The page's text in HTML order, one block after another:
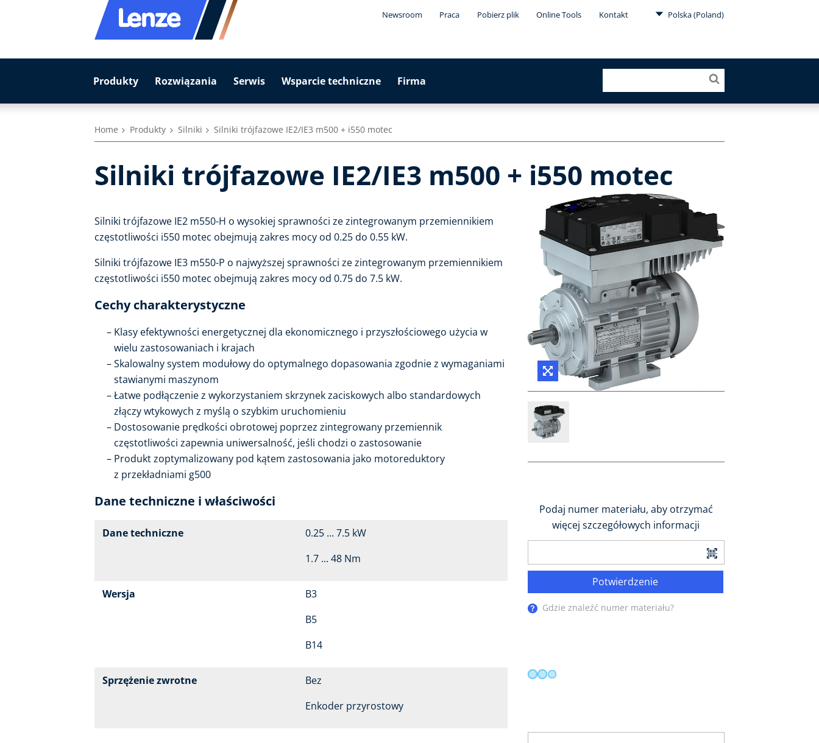
Newsroom Praca Pobierz plik Online Tools Kontakt Polska (Poland)
Produkty Rozwiązania Serwis Wsparcie techniczne Firma
Home Produkty Silniki Silniki trójfazowe IE2/IE3 m500 + i550 motec
Silniki trójfazowe IE2/IE3 m500 + i550 motec
Silniki trójfazowe IE2 m550-H o wysokiej sprawności ze zintegrowanym przemiennikiem
częstotliwości i550 motec obejmują zakres mocy od 0.25 do 0.55 kW.
Silniki trójfazowe IE3 m550-P o najwyższej sprawności ze zintegrowanym przemiennikiem
częstotliwości i550 motec obejmują zakres mocy od 0.75 do 7.5 kW.
Cechy charakterystyczne
Klasy efektywności energetycznej dla ekonomicznego i przyszłościowego użycia w
wielu zastosowaniach i krajach
Skalowalny system modułowy do optymalnego dopasowania zgodnie z wymaganiami
stawianymi maszynom
Łatwe podłączenie z wykorzystaniem skrzynek zaciskowych albo standardowych
złączy wtykowych z myślą o szybkim uruchomieniu
Dostosowanie prędkości obrotowej poprzez zintegrowany przemiennik
częstotliwości zapewnia uniwersalność, jeśli chodzi o zastosowanie
Produkt zoptymalizowany pod kątem zastosowania jako motoreduktory
z przekładniami g500
Dane techniczne i właściwości
Dane techniczne
0.25 ... 7.5 kW
1.7 ... 48 Nm
Wersja
B3
B5
B14
Sprzężenie zwrotne
Bez
Enkoder przyrostowy
Podaj numer materiału, aby otrzymać
więcej szczegółowych informacji
Potwierdzenie
Gdzie znaleźć numer materiału?